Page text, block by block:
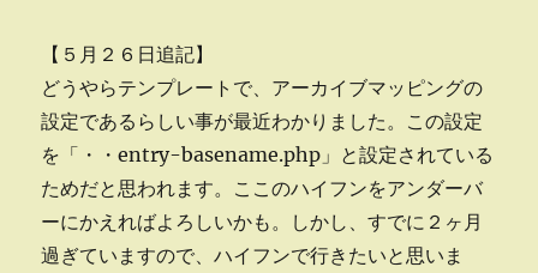
【５月２６日追記】
どうやらテンプレートで、アーカイブマッピングの
設定であるらしい事が最近わかりました。この設定
を「・・entry-basename.php」と設定されている
ためだと思われます。ここのハイフンをアンダーバ
ーにかえればよろしいかも。しかし、すでに２ヶ月
過ぎていますので、ハイフンで行きたいと思いま